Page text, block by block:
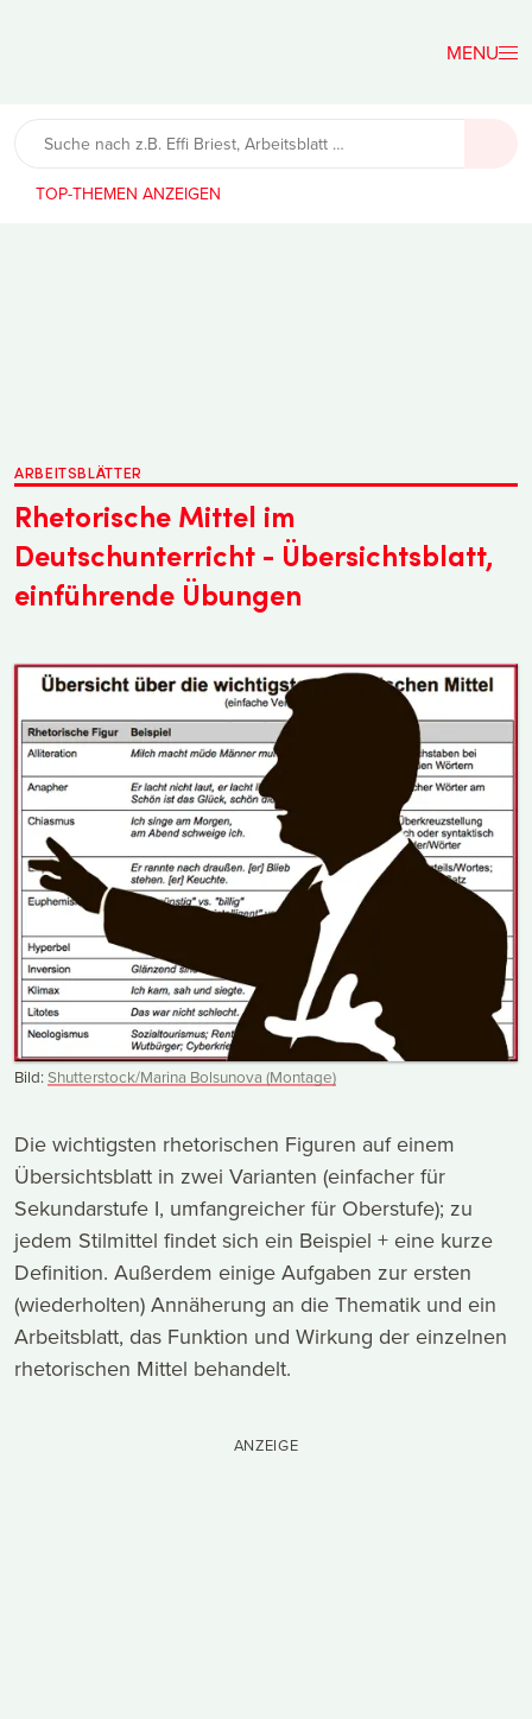
Lehrerfreund
TOP-THEMEN
ARBEITSBLÄTTER
Rhetorische Mittel im
Deutschunterricht - Übersichtsblatt,
einführende Übungen
Bild:Shutterstock/Marina Bolsunova (Montage)
Die wichtigsten rhetorischen Figuren auf einem
Übersichtsblatt in zwei Varianten (einfacher für
Sekundarstufe I, umfangreicher für Oberstufe); zu
jedem Stilmittel findet sich ein Beispiel + eine kurze
Definition. Außerdem einige Aufgaben zur ersten
(wiederholten) Annäherung an die Thematik und ein
Arbeitsblatt, das Funktion und Wirkung der einzelnen
rhetorischen Mittel behandelt.
ANZEIGE